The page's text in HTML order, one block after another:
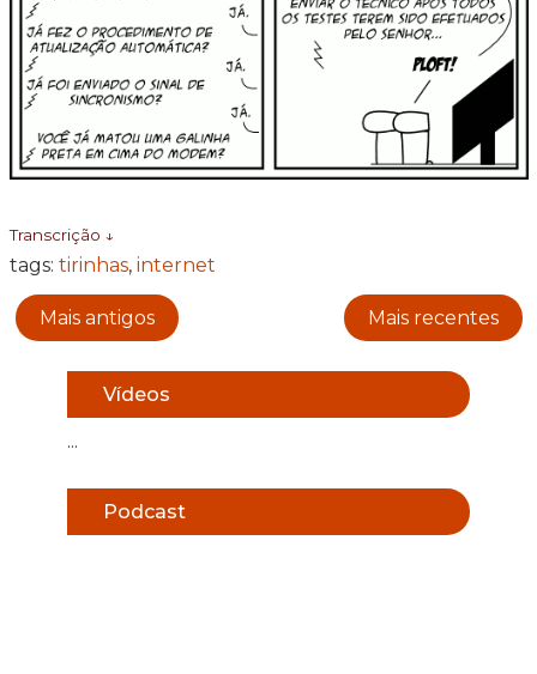
Transcrição ↓
tags: tirinhas, internet
Mais antigos Mais recentes
Vídeos
...
Podcast